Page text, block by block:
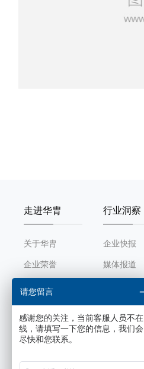
走进华胄
关于华胄
企业荣誉
发展历程
组织架构
企业文化
行业洞察
企业快报
媒体报道
请您留言
感谢您的关注，当前客服人员不在
线，请填写一下您的信息，我们会
尽快和您联系。